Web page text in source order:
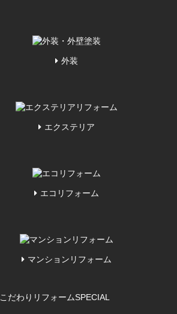
外装
エクステリア
エコリフォーム
マンションリフォーム
こだわりリフォームSPECIAL